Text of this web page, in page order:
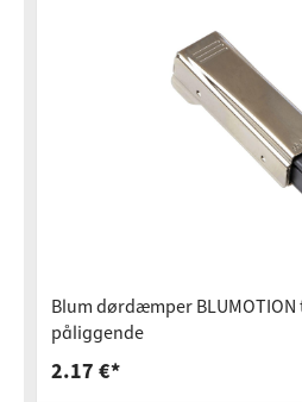
Blum dørdæmper
påliggende
2.17 €*